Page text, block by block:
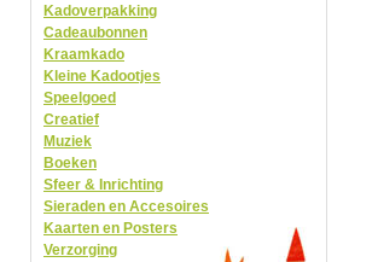
Kadoverpakking
Cadeaubonnen
Kraamkado
Kleine Kadootjes
Speelgoed
Creatief
Muziek
Boeken
Sfeer & Inrichting
Sieraden en Accesoires
Kaarten en Posters
Verzorging